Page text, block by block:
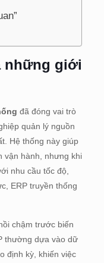
những giới
đã đóng vai trò
quản lý nguồn
Hệ thống này giúp
vận hành, nhưng khi
nhu cầu tốc độ,
ERP truyền thống
chậm trước biến
thường dựa vào dữ
định kỳ, khiến việc